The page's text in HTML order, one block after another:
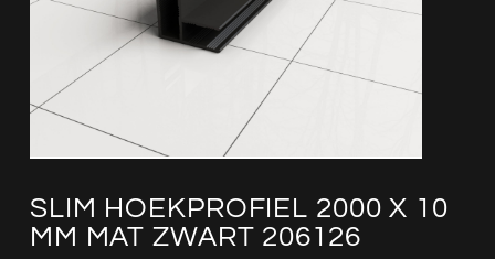
SLIM HOEKPROFIEL 2000 X 10
MM MAT ZWART 206126